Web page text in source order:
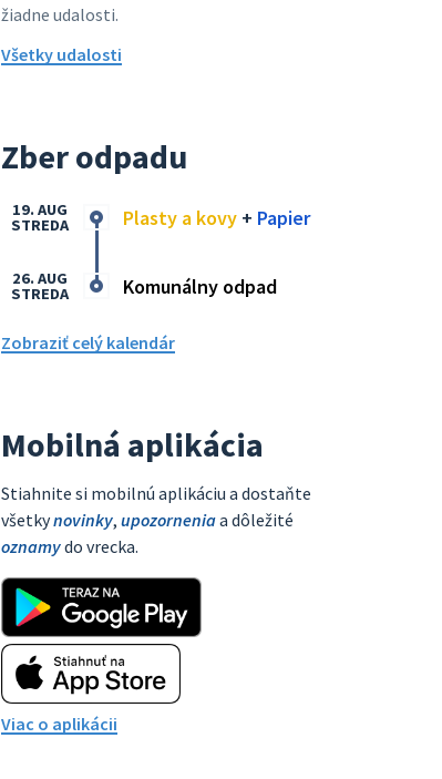
žiadne udalosti.
Všetky udalosti
Zber odpadu
Plasty a kovy + Papier
19. AUG
STREDA
Komunálny odpad
26. AUG
STREDA
Zobraziť celý kalendár
Mobilná aplikácia
Stiahnite si mobilnú aplikáciu a dostaňte
všetkynovinky, upozorneniaa dôležité
oznamydo vrecka.
Viac o aplikácii